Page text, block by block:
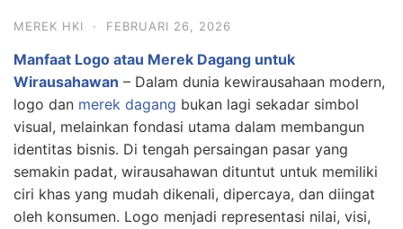
MEREK HKI · FEBRUARI 26, 2026
Manfaat Logo atau Merek Dagang untuk
Wirausahawan – Dalam dunia kewirausahaan modern,
logo dan merek dagang bukan lagi sekadar simbol
visual, melainkan fondasi utama dalam membangun
identitas bisnis. Di tengah persaingan pasar yang
semakin padat, wirausahawan dituntut untuk memiliki
ciri khas yang mudah dikenali, dipercaya, dan diingat
oleh konsumen. Logo menjadi representasi nilai, visi,